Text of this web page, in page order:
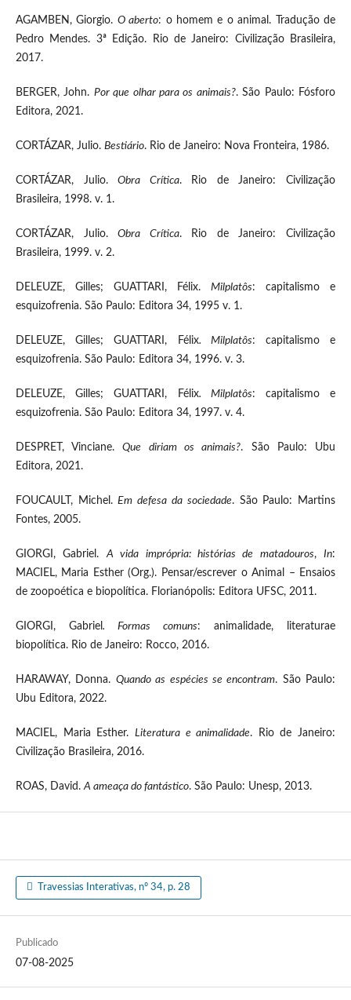
AGAMBEN, Giorgio. O aberto: o homem e o animal. Tradução de
Pedro Mendes. 3ª Edição. Rio de Janeiro: Civilização Brasileira,
2017.
BERGER, John. Por que olhar para os animais?. São Paulo: Fósforo
Editora, 2021.
CORTÁZAR, Julio. Bestiário. Rio de Janeiro: Nova Fronteira, 1986.
CORTÁZAR, Julio.Obra Crítica. Rio de Janeiro: Civilização
Brasileira, 1998. v. 1.
CORTÁZAR, Julio.Obra Crítica. Rio de Janeiro: Civilização
Brasileira, 1999. v. 2.
DELEUZE, Gilles; GUATTARI, Félix.Milplatôs: capitalismo e
esquizofrenia. São Paulo: Editora 34, 1995 v. 1.
DELEUZE, Gilles; GUATTARI, Félix. Milplatôs: capitalismo e
esquizofrenia. São Paulo: Editora 34, 1996. v. 3.
DELEUZE, Gilles; GUATTARI, Félix. Milplatôs: capitalismo e
esquizofrenia. São Paulo: Editora 34, 1997. v. 4.
DESPRET, Vinciane.Que diriam os animais?. São Paulo: Ubu
Editora, 2021.
FOUCAULT, Michel.Em defesa da sociedade. São Paulo: Martins
Fontes, 2005.
GIORGI, Gabriel.A vida imprópria: histórias de matadouros,In:
MACIEL, Maria Esther (Org.). Pensar/escrever o Animal – Ensaios
de zoopoética e biopolítica. Florianópolis: Editora UFSC, 2011.
GIORGI, Gabriel . Formas comuns: animalidade, literaturae
biopolítica. Rio de Janeiro: Rocco, 2016.
HARAWAY, Donna. Quando as espécies se encontram. São Paulo:
Ubu Editora, 2022.
MACIEL, Maria Esther. Literatura e animalidade. Rio de Janeiro:
Civilização Brasileira, 2016.
ROAS, David.A ameaça do fantástico. São Paulo: Unesp, 2013.
Travessias Interativas, nº 34, p. 28
Publicado
07-08-2025